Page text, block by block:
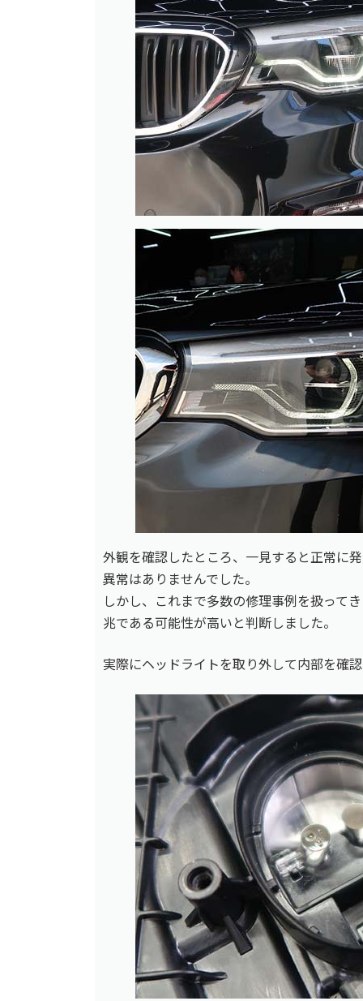
外観を確認したところ、一見すると正常に
異常はありませんでした。
しかし、これまで多数の修理事例を扱って
兆である可能性が高いと判断しました。
実際にヘッドライトを取り外して内部を確